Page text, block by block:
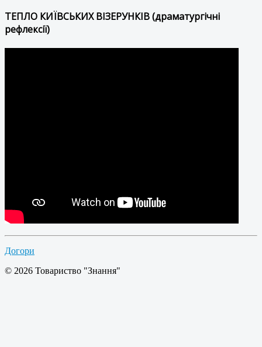
ТЕПЛО КИЇВСЬКИХ ВІЗЕРУНКІВ (драматургічні
рефлексії)
Догори
© 2026 Товариство "Знання"